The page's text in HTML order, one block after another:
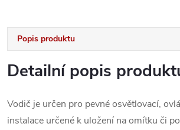
Popis produktu
Detailní popis
Vodič je určen pro pevné osvětlovací,
instalace určené k uložení na omítku či